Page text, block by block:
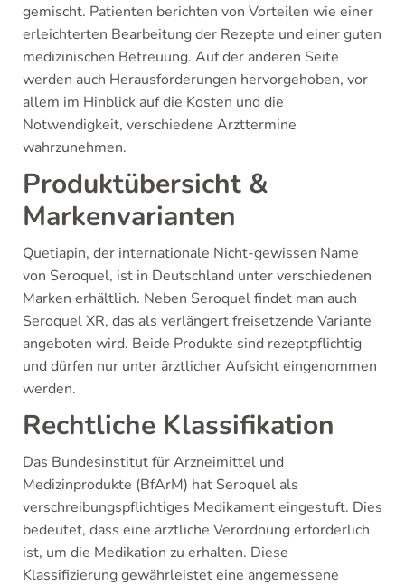
gemischt. Patienten berichten von Vorteilen wie einer
erleichterten Bearbeitung der Rezepte und einer guten
medizinischen Betreuung. Auf der anderen Seite
werden auch Herausforderungen hervorgehoben, vor
allem im Hinblick auf die Kosten und die
Notwendigkeit, verschiedene Arzttermine
wahrzunehmen.
Produktübersicht &
Markenvarianten
Quetiapin, der internationale Nicht-gewissen Name
von Seroquel, ist in Deutschland unter verschiedenen
Marken erhältlich. Neben Seroquel findet man auch
Seroquel XR, das als verlängert freisetzende Variante
angeboten wird. Beide Produkte sind rezeptpflichtig
und dürfen nur unter ärztlicher Aufsicht eingenommen
werden.
Rechtliche Klassifikation
Das Bundesinstitut für Arzneimittel und
Medizinprodukte (BfArM) hat Seroquel als
verschreibungspflichtiges Medikament eingestuft. Dies
bedeutet, dass eine ärztliche Verordnung erforderlich
ist, um die Medikation zu erhalten. Diese
Klassifizierung gewährleistet eine angemessene